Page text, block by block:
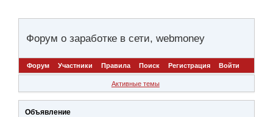
Форум о заработке в сети, webmoney
Форум Участники Правила Поиск Регистрация Войти
Активные темы
Объявление